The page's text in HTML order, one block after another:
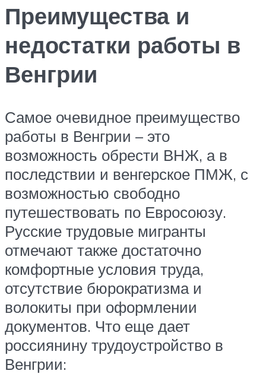
Преимущества и
недостатки работы в
Венгрии
Самое очевидное преимущество
работы в Венгрии – это
возможность обрести ВНЖ, а в
последствии и венгерское ПМЖ, с
возможностью свободно
путешествовать по Евросоюзу.
Русские трудовые мигранты
отмечают также достаточно
комфортные условия труда,
отсутствие бюрократизма и
волокиты при оформлении
документов. Что еще дает
россиянину трудоустройство в
Венгрии: